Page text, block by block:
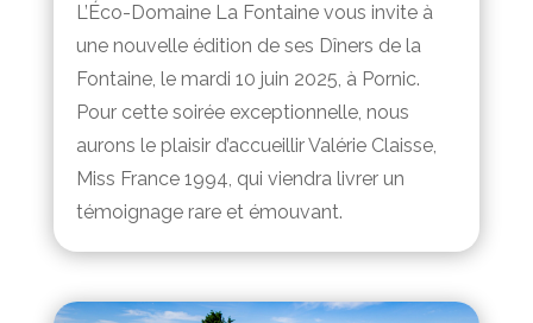
L’Éco-Domaine La Fontaine vous invite à
une nouvelle édition de ses Dîners de la
Fontaine, le mardi 10 juin 2025, à Pornic.
Pour cette soirée exceptionnelle, nous
aurons le plaisir d’accueillir Valérie Claisse,
Miss France 1994, qui viendra livrer un
témoignage rare et émouvant.